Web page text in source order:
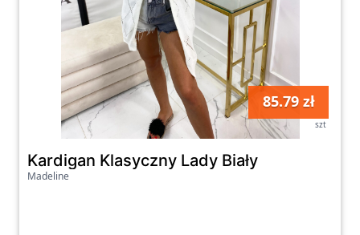
85.79 zł
szt
Kardigan Klasyczny Lady Biały
Madeline